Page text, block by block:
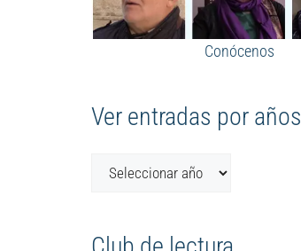
Conócenos
Ver entradas por años